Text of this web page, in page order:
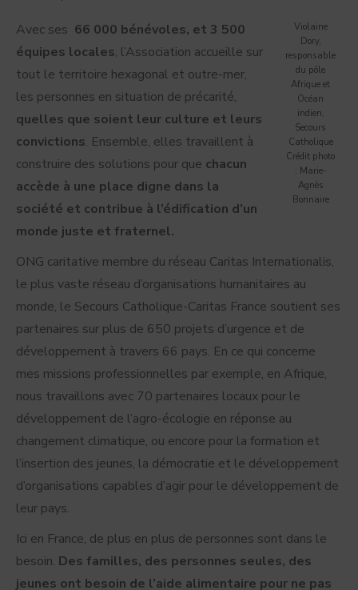
Violaine
Dory,
responsable
du pôle
Afrique et
Océan
indien,
Secours
Catholique
Crédit photo
: Marie-
Agnès
Bonnaire
Avec ses 66 000 bénévoles, et 3 500
équipes locales, l’Association accueille sur
tout le territoire hexagonal et outre-mer,
les personnes en situation de précarité,
quelles que soient leur culture et leurs
convictions. Ensemble, elles travaillent à
construire des solutions pour que chacun
accède à une place digne dans la
société et contribue à l’édification d’un
monde juste et fraternel.
ONG caritative membre du réseau Caritas Internationalis,
le plus vaste réseau d’organisations humanitaires au
monde, le Secours Catholique-Caritas France soutient ses
partenaires sur plus de 650 projets d’urgence et de
développement à travers 66 pays. En ce qui concerne
mes missions professionnelles par exemple, en Afrique,
nous travaillons avec 70 partenaires locaux pour le
développement de l’agro-écologie en réponse au
changement climatique, ou encore pour la formation et
l’insertion des jeunes, la démocratie et le développement
d’organisations capables d’agir pour le développement de
leur pays.
Ici en France, de plus en plus de personnes sont dans le
besoin. Des familles, des personnes seules, des
jeunes ont besoin de l’aide alimentaire pour ne pas